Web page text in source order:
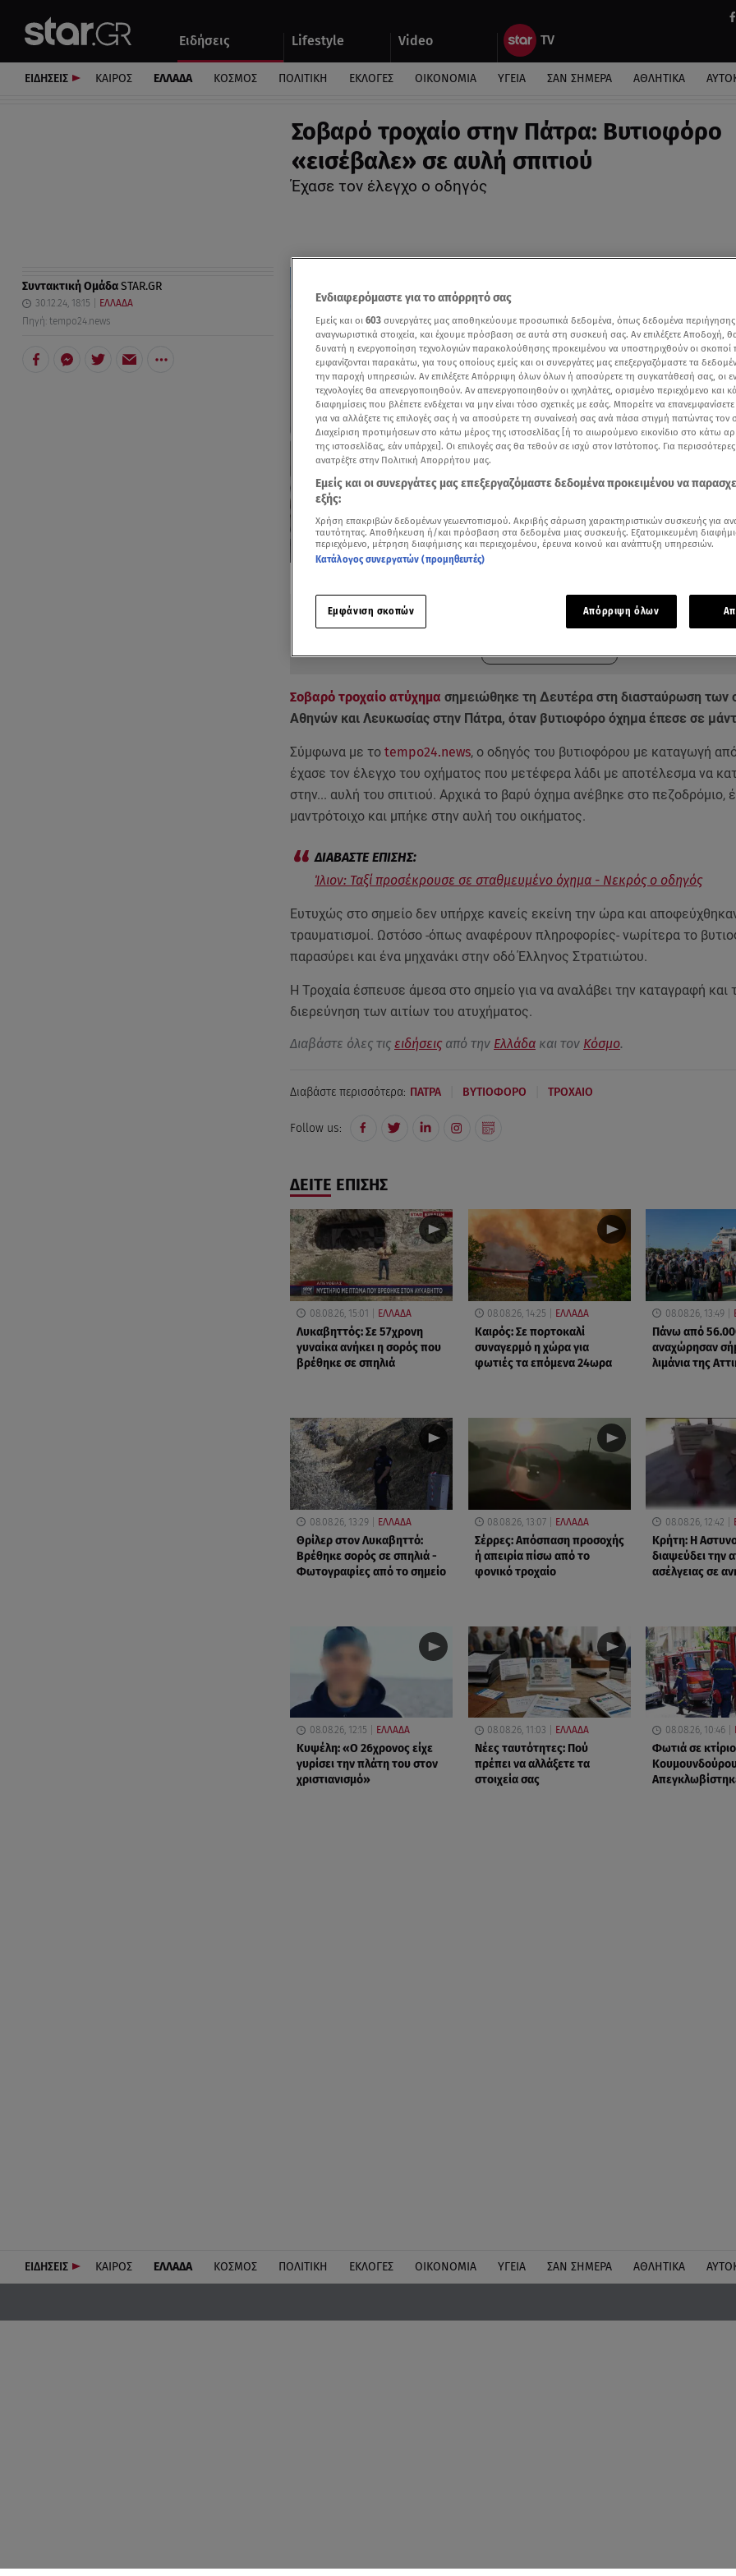
Ειδήσεις Lifestyle Video
Αυτοκίνητο
ΕΙΔΗΣΕΙΣ ΚΑΙΡΟΣ ΕΛΛΑΔΑ ΚΟΣΜΟΣ ΠΟΛΙΤΙΚΗ ΕΚΛΟΓΕΣ ΟΙΚΟΝΟΜΙΑ ΥΓΕΙΑ ΣΑΝ ΣΗΜΕΡΑ ΑΘΛΗΤΙΚΑ
Σοβαρό τροχαίο στην Πάτρα: Βυτιοφόρο
«εισέβαλε» σε αυλή σπιτιού
Έχασε τον έλεγχο ο οδηγός
Συντακτική ΟμάδαSTAR.GR
30.12.24, 18:15
ΕΛΛΑΔΑ
Πηγή: tempo24.news
Δείτε περισσότερα άρθρα μας στην αναζήτηση σας
Δείτε περισσότερα άρθρα μας στα αποτελέσματα αναζήτησης
Σοβαρό τροχαίο ατύχημα σημειώθηκε τη Δευτέρα στη διασταύρωση των
Αθηνών και Λευκωσίας στην Πάτρα, όταν βυτιοφόρο όχημα έπεσε σε
Σύμφωνα με το tempo24.news, ο οδηγός του βυτιοφόρου με καταγωγή
έχασε τον έλεγχο του οχήματος που μετέφερα λάδι με αποτέλεσμα να
στην... αυλή του σπιτιού. Αρχικά το βαρύ όχημα ανέβηκε στο πεζοδρόμιο,
μαντρότοιχο και μπήκε στην αυλή του οικήματος.
Ίλιον: Ταξί προσέκρουσε σε σταθμευμένο όχημα - Νεκρός ο οδηγός
Ευτυχώς στο σημείο δεν υπήρχε κανείς εκείνη την ώρα και
τραυματισμοί. Ωστόσο -όπως αναφέρουν πληροφορίες- νωρίτερα το
παρασύρει και ένα μηχανάκι στην οδό Έλληνος Στρατιώτου.
Η Τροχαία έσπευσε άμεσα στο σημείο για να αναλάβει την καταγραφή και
διερεύνηση των αιτίων του ατυχήματος.
Διαβάστε όλες τις ειδήσειςαπό την Ελλάδακαι τον Κόσμο.
Διαβάστε περισσότερα: ΠΑΤΡΑ ΒΥΤΙΟΦΟΡΟ ΤΡΟΧΑΙΟ
Follow us:
ΔΕΙΤΕ ΕΠΙΣΗΣ
08.08.26, 15:01 ΕΛΛΑΔΑ
Λυκαβηττός: Σε 57χρονη
γυναίκα ανήκει η σορός που
βρέθηκε σε σπηλιά
08.08.26, 14:25 ΕΛΛΑΔΑ
Καιρός: Σε πορτοκαλί
συναγερμό η χώρα για
φωτιές τα επόμενα 24ωρα
08.08.26, 13:49
Πάνω από
αναχώρησαν
λιμάνια της
08.08.26, 13:29 ΕΛΛΑΔΑ
Θρίλερ στον Λυκαβηττό:
Βρέθηκε σορός σε σπηλιά -
Φωτογραφίες από το σημείο
08.08.26, 13:07 ΕΛΛΑΔΑ
Σέρρες: Απόσπαση προσοχής
ή απειρία πίσω από το
φονικό τροχαίο
08.08.26, 12:42
Κρήτη: Η
διαψεύδει την
ασέλγειας σε
08.08.26, 12:15 ΕΛΛΑΔΑ
Κυψέλη: «Ο 26χρονος είχε
γυρίσει την πλάτη του στον
χριστιανισμό»
08.08.26, 11:03 ΕΛΛΑΔΑ
Νέες ταυτότητες: Πού
πρέπει να αλλάξετε τα
στοιχεία σας
08.08.26, 10:46
Φωτιά σε
ΕΙΔΗΣΕΙΣ ΚΑΙΡΟΣ ΕΛΛΑΔΑ ΚΟΣΜΟΣ ΠΟΛΙΤΙΚΗ ΕΚΛΟΓΕΣ ΟΙΚΟΝΟΜΙΑ ΥΓΕΙΑ ΣΑΝ ΣΗΜΕΡΑ ΑΘΛΗΤΙΚΑ
Ενδιαφερόμαστε για το απόρρητό σας
Εμείς και οι 603 συνεργάτες μας αποθηκεύουμε προσωπικά δεδομένα, όπως δεδομένα
αναγνωριστικά στοιχεία, και έχουμε πρόσβαση σε αυτά στη συσκευή σας. Αν επιλέξετε Αποδοχή,
δυνατή η ενεργοποίηση τεχνολογιών παρακολούθησης προκειμένου να υποστηριχθούν οι σκοποί
εμφανίζονται παρακάτω, για τους οποίους εμείς και οι συνεργάτες μας επεξεργαζόμαστε τα
την παροχή υπηρεσιών. Αν επιλέξετε Απόρριψη όλων όλων ή αποσύρετε τη συγκατάθεσή σας, οι
τεχνολογίες θα απενεργοποιηθούν. Αν απενεργοποιηθούν οι ιχνηλάτες, ορισμένο περιεχόμενο και
διαφημίσεις που βλέπετε ενδέχεται να μην είναι τόσο σχετικές με εσάς. Μπορείτε να
για να αλλάξετε τις επιλογές σας ή να αποσύρετε τη συναίνεσή σας ανά πάσα στιγμή πατώντας τον
Διαχείριση προτιμήσεων στο κάτω μέρος της ιστοσελίδας [ή το αιωρούμενο εικονίδιο στο κάτω
της ιστοσελίδας, εάν υπάρχει]. Οι επιλογές σας θα τεθούν σε ισχύ στον Ιστότοπος. Για
ανατρέξτε στην Πολιτική Απορρήτου μας.
Εμείς και οι συνεργάτες μας επεξεργαζόμαστε δεδομένα προκειμένου να
εξής:
Χρήση επακριβών δεδομένων γεωεντοπισμού. Ακριβής σάρωση χαρακτηριστικών συσκευής για
ταυτότητας. Αποθήκευση ή/και πρόσβαση στα δεδομένα μιας συσκευής. Εξατομικευμένη
περιεχόμενο, μέτρηση διαφήμισης και περιεχομένου, έρευνα κοινού και ανάπτυξη υπηρεσιών.
Κατάλογος συνεργατών (προμηθευτές)
Εμφάνιση σκοπών Απόρριψη όλων